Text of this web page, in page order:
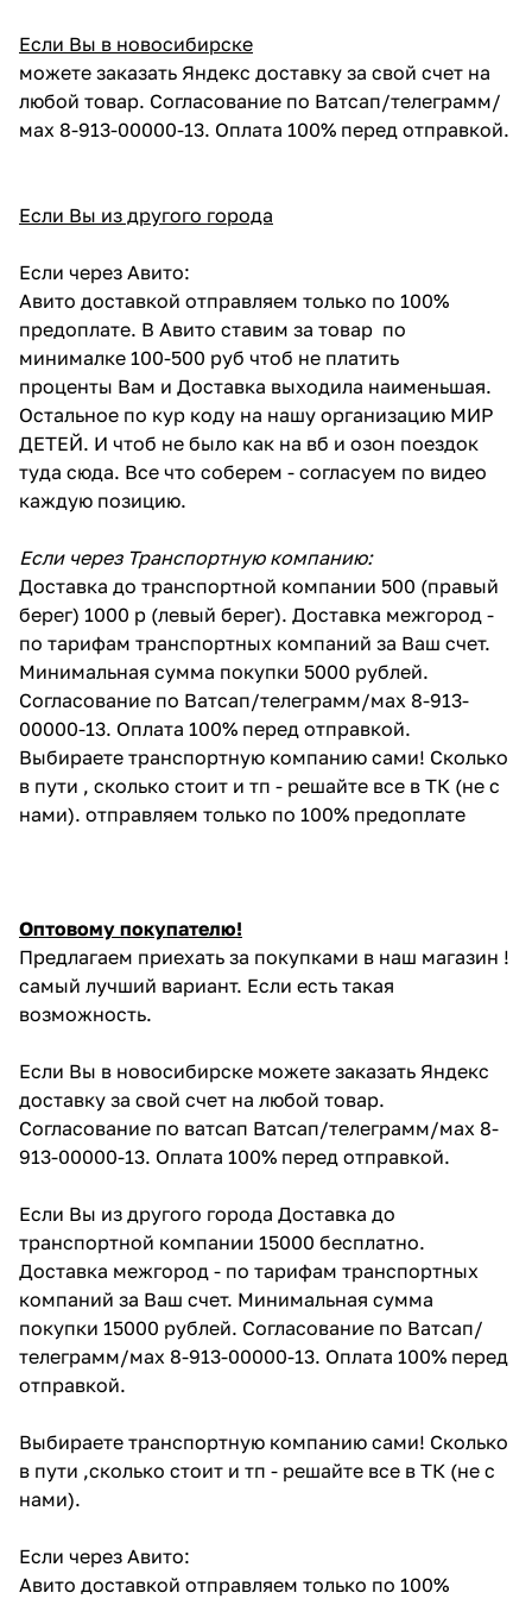
Если Вы в новосибирске
можете заказать Яндекс доставку за свой счет на
любой товар. Согласование по Ватсап/телеграмм/
мах 8-913-00000-13. Оплата 100% перед отправкой.
Если Вы из другого города
Если через Авито:
Авито доставкой отправляем только по 100%
предоплате. В Авито ставим за товар по
минималке 100-500 руб чтоб не платить
проценты Вам и Доставка выходила наименьшая.
Остальное по кур коду на нашу организацию МИР
ДЕТЕЙ. И чтоб не было как на вб и озон поездок
туда сюда. Все что соберем - согласуем по видео
каждую позицию.
Если через Транспортную компанию:
Доставка до транспортной компании 500 (правый
берег) 1000 р (левый берег). Доставка межгород -
по тарифам транспортных компаний за Ваш счет.
Минимальная сумма покупки 5000 рублей.
Согласование по Ватсап/телеграмм/мах 8-913-
00000-13. Оплата 100% перед отправкой.
Выбираете транспортную компанию сами! Сколько
в пути , сколько стоит и тп - решайте все в ТК (не с
нами). отправляем только по 100% предоплате
Оптовому покупателю!
Предлагаем приехать за покупками в наш магазин !
самый лучший вариант. Если есть такая
возможность.
Если Вы в новосибирске можете заказать Яндекс
доставку за свой счет на любой товар.
Согласование по ватсап Ватсап/телеграмм/мах 8-
913-00000-13. Оплата 100% перед отправкой.
Если Вы из другого города Доставка до
транспортной компании 15000 бесплатно.
Доставка межгород - по тарифам транспортных
компаний за Ваш счет. Минимальная сумма
покупки 15000 рублей. Согласование по Ватсап/
телеграмм/мах 8-913-00000-13. Оплата 100% перед
отправкой.
Выбираете транспортную компанию сами! Сколько
в пути ,сколько стоит и тп - решайте все в ТК (не с
нами).
Если через Авито:
Авито доставкой отправляем только по 100%